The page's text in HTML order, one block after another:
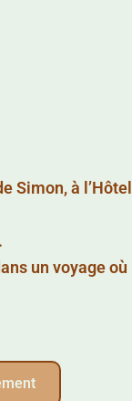
Simon, à l’Hôtel
un voyage où